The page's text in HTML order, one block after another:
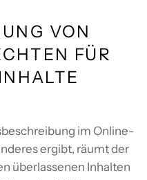
VON
FÜR
im Online-
ergibt, räumt der
überlassenen Inhalten